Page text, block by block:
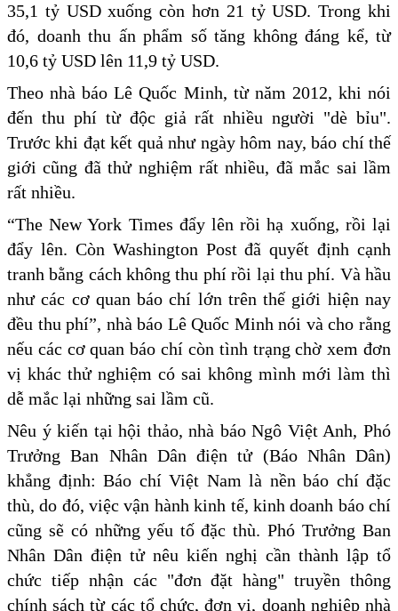
35,1 tỷ USD xuống còn hơn 21 tỷ USD. Trong khi
đó, doanh thu ấn phẩm số tăng không đáng kể, từ
10,6 tỷ USD lên 11,9 tỷ USD.
Theo nhà báo Lê Quốc Minh, từ năm 2012, khi nói
đến thu phí từ độc giả rất nhiều người "dè bỉu".
Trước khi đạt kết quả như ngày hôm nay, báo chí thế
giới cũng đã thử nghiệm rất nhiều, đã mắc sai lầm
rất nhiều.
“The New York Times đẩy lên rồi hạ xuống, rồi lại
đẩy lên. Còn Washington Post đã quyết định cạnh
tranh bằng cách không thu phí rồi lại thu phí. Và hầu
như các cơ quan báo chí lớn trên thế giới hiện nay
đều thu phí”, nhà báo Lê Quốc Minh nói và cho rằng
nếu các cơ quan báo chí còn tình trạng chờ xem đơn
vị khác thử nghiệm có sai không mình mới làm thì
dễ mắc lại những sai lầm cũ.
Nêu ý kiến tại hội thảo, nhà báo Ngô Việt Anh, Phó
Trưởng Ban Nhân Dân điện tử (Báo Nhân Dân)
khẳng định: Báo chí Việt Nam là nền báo chí đặc
thù, do đó, việc vận hành kinh tế, kinh doanh báo chí
cũng sẽ có những yếu tố đặc thù. Phó Trưởng Ban
Nhân Dân điện tử nêu kiến nghị cần thành lập tổ
chức tiếp nhận các "đơn đặt hàng" truyền thông
chính sách từ các tổ chức, đơn vị, doanh nghiệp nhà